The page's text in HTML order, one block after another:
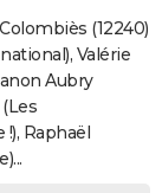
(12240)
Valérie
Aubry
Raphaël